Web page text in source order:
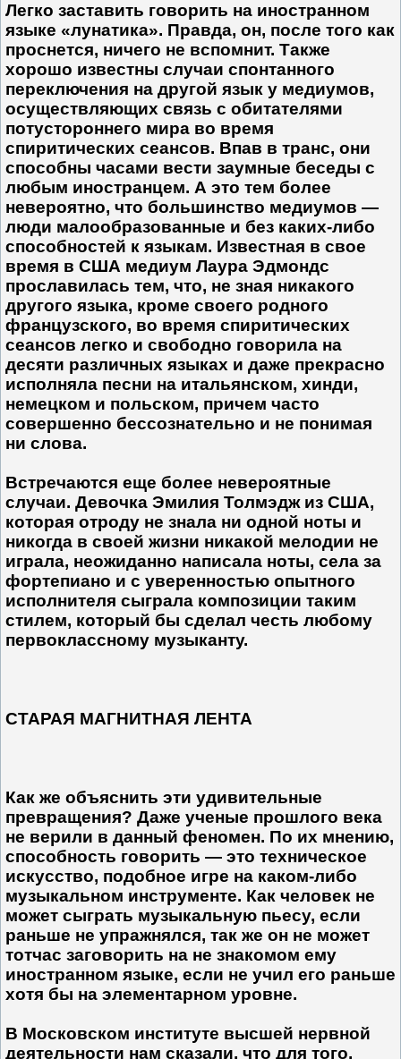
Легко заставить говорить на иностранном
языке «лунатика». Правда, он, после того как
проснется, ничего не вспомнит. Также
хорошо известны случаи спонтанного
переключения на другой язык у медиумов,
осуществляющих связь с обитателями
потустороннего мира во время
спиритических сеансов. Впав в транс, они
способны часами вести заумные беседы с
любым иностранцем. А это тем более
невероятно, что большинство медиумов —
люди малообразованные и без каких-либо
способностей к языкам. Известная в свое
время в США медиум Лаура Эдмондс
прославилась тем, что, не зная никакого
другого языка, кроме своего родного
французского, во время спиритических
сеансов легко и свободно говорила на
десяти различных языках и даже прекрасно
исполняла песни на итальянском, хинди,
немецком и польском, причем часто
совершенно бессознательно и не понимая
ни слова.
Встречаются еще более невероятные
случаи. Девочка Эмилия Толмэдж из США,
которая отроду не знала ни одной ноты и
никогда в своей жизни никакой мелодии не
играла, неожиданно написала ноты, села за
фортепиано и с уверенностью опытного
исполнителя сыграла композиции таким
стилем, который бы сделал честь любому
первоклассному музыканту.
СТАРАЯ МАГНИТНАЯ ЛЕНТА
Как же объяснить эти удивительные
превращения? Даже ученые прошлого века
не верили в данный феномен. По их мнению,
способность говорить — это техническое
искусство, подобное игре на каком-либо
музыкальном инструменте. Как человек не
может сыграть музыкальную пьесу, если
раньше не упражнялся, так же он не может
тотчас заговорить на не знакомом ему
иностранном языке, если не учил его раньше
хотя бы на элементарном уровне.
В Московском институте высшей нервной
деятельности нам сказали, что для того,